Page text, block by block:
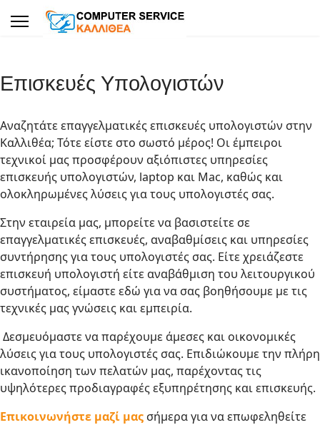
Επισκευές Υπολογιστών
Αναζητάτε επαγγελματικές επισκευές υπολογιστών στην
Καλλιθέα; Τότε είστε στο σωστό μέρος! Οι έμπειροι
τεχνικοί μας προσφέρουν αξιόπιστες υπηρεσίες
επισκευής υπολογιστών, laptop και Mac, καθώς και
ολοκληρωμένες λύσεις για τους υπολογιστές σας.
Στην εταιρεία μας, μπορείτε να βασιστείτε σε
επαγγελματικές επισκευές, αναβαθμίσεις και υπηρεσίες
συντήρησης για τους υπολογιστές σας. Είτε χρειάζεστε
επισκευή υπολογιστή είτε αναβάθμιση του λειτουργικού
συστήματος, είμαστε εδώ για να σας βοηθήσουμε με τις
τεχνικές μας γνώσεις και εμπειρία.
Δεσμευόμαστε να παρέχουμε άμεσες και οικονομικές
λύσεις για τους υπολογιστές σας. Επιδιώκουμε την πλήρη
ικανοποίηση των πελατών μας, παρέχοντας τις
υψηλότερες προδιαγραφές εξυπηρέτησης και επισκευής.
Επικοινωνήστε μαζί μας σήμερα για να επωφεληθείτε